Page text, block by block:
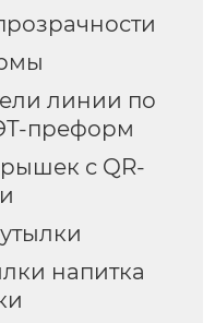
линии по
преформ
с QR-
напитка